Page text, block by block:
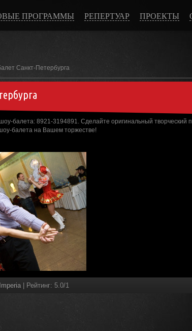
ПРОГРАММЫ РЕПЕРТУАР ПРОЕКТЫ
Санкт-Петербурга
балета: 8921-3194891. Сделайте оригинальный творческий
балета на Вашем торжестве!
Imperia Рейтинг: 5.0/1